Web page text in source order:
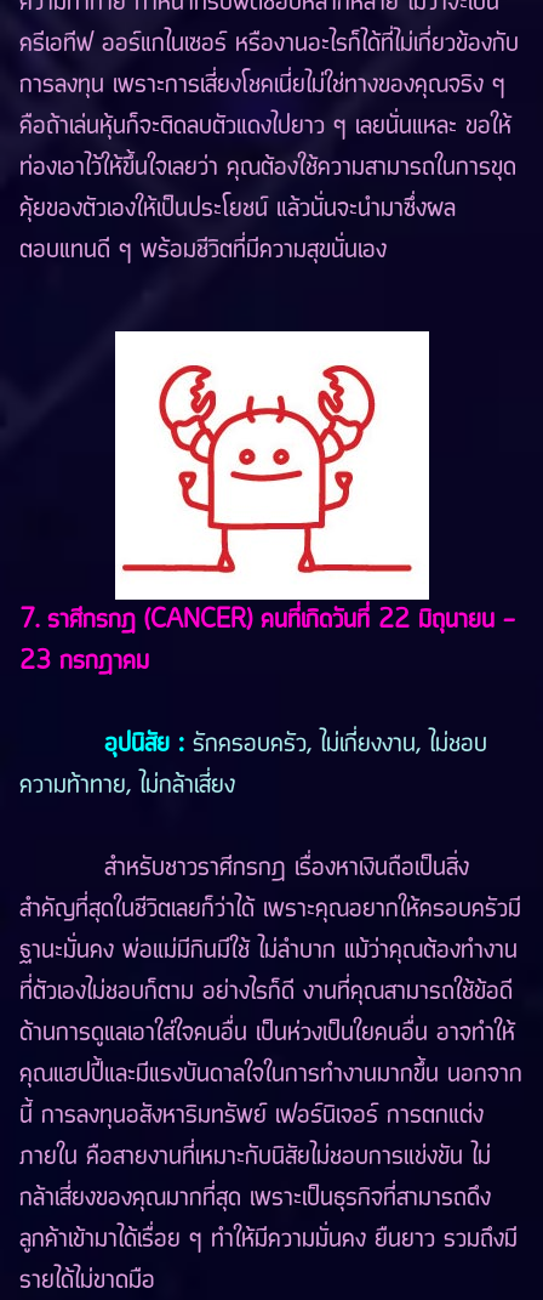
ครีเอทีฟ ออร์แกไนเซอร์ หรืองานอะไรก็ได้ที่ไม่เกี่ยวข้องกับ
การลงทุน เพราะการเสี่ยงโชคเนี่ยไม่ใช่ทางของคุณจริง ๆ
คือถ้าเล่นหุ้นก็จะติดลบตัวแดงไปยาว ๆ เลยนั่นแหละ ขอให้
ท่องเอาไว้ให้ขึ้นใจเลยว่า คุณต้องใช้ความสามารถในการขุด
คุ้ยของตัวเองให้เป็นประโยชน์ แล้วนั่นจะนำมาซึ่งผล
ตอบแทนดี ๆ พร้อมชีวิตที่มีความสุขนั่นเอง
7. ราศีกรกฎ (CANCER) คนที่เกิดวันที่ 22 มิถุนายน -
23 กรกฎาคม
อุปนิสัย : รักครอบครัว, ไม่เกี่ยงงาน, ไม่ชอบ
ความท้าทาย, ไม่กล้าเสี่ยง
สำหรับชาวราศีกรกฎ เรื่องหาเงินถือเป็นสิ่ง
สำคัญที่สุดในชีวิตเลยก็ว่าได้ เพราะคุณอยากให้ครอบครัวมี
ฐานะมั่นคง พ่อแม่มีกินมีใช้ ไม่ลำบาก แม้ว่าคุณต้องทำงาน
ที่ตัวเองไม่ชอบก็ตาม อย่างไรก็ดี งานที่คุณสามารถใช้ข้อดี
ด้านการดูแลเอาใส่ใจคนอื่น เป็นห่วงเป็นใยคนอื่น อาจทำให้
คุณแฮปปี้และมีแรงบันดาลใจในการทำงานมากขึ้น นอกจาก
นี้ การลงทุนอสังหาริมทรัพย์ เฟอร์นิเจอร์ การตกแต่ง
ภายใน คือสายงานที่เหมาะกับนิสัยไม่ชอบการแข่งขัน ไม่
กล้าเสี่ยงของคุณมากที่สุด เพราะเป็นธุรกิจที่สามารถดึง
ลูกค้าเข้ามาได้เรื่อย ๆ ทำให้มีความมั่นคง ยืนยาว รวมถึงมี
รายได้ไม่ขาดมือ